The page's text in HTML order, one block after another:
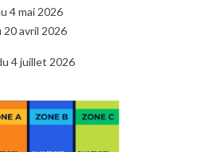
4 mai 2026
20 avril 2026
4 juillet 2026